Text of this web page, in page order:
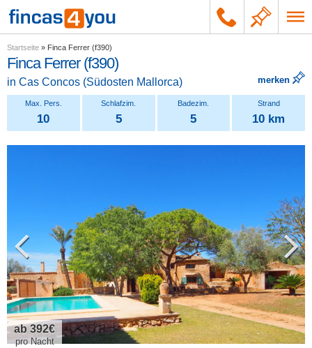
Startseite » Finca Ferrer (f390)
Finca Ferrer (f390)
in Cas Concos (Südosten Mallorca) merken
10 5 5 10 km
ab 392€
pro Nacht